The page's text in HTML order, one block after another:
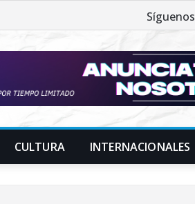
Síguenos
CULTURA INTERNACIONALES